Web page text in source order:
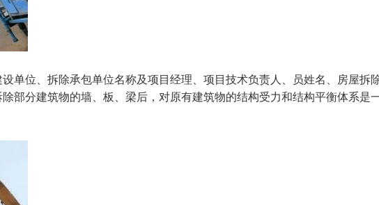
单位、拆除承包单位名称及项目经理、项目技术负责人、员姓名、房屋拆
部分建筑物的墙、板、梁后，对原有建筑物的结构受力和结构平衡体系是